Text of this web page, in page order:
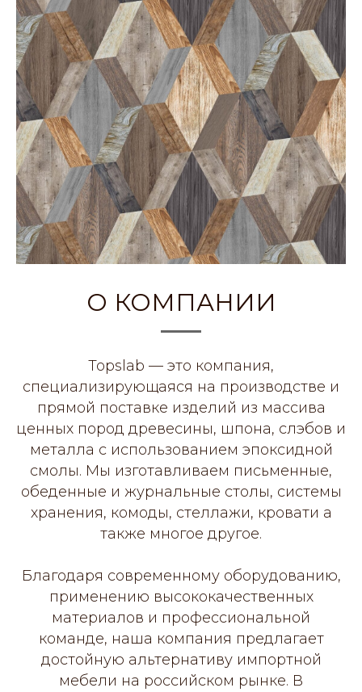
О КОМПАНИИ
Topslab — это компания,
специализирующаяся на производстве и
прямой поставке изделий из массива
ценных пород древесины, шпона, слэбов и
металла с использованием эпоксидной
смолы. Мы изготавливаем письменные,
обеденные и журнальные столы, системы
хранения, комоды, стеллажи, кровати а
также многое другое.
Благодаря современному оборудованию,
применению высококачественных
материалов и профессиональной
команде, наша компания предлагает
достойную альтернативу импортной
мебели на российском рынке. В